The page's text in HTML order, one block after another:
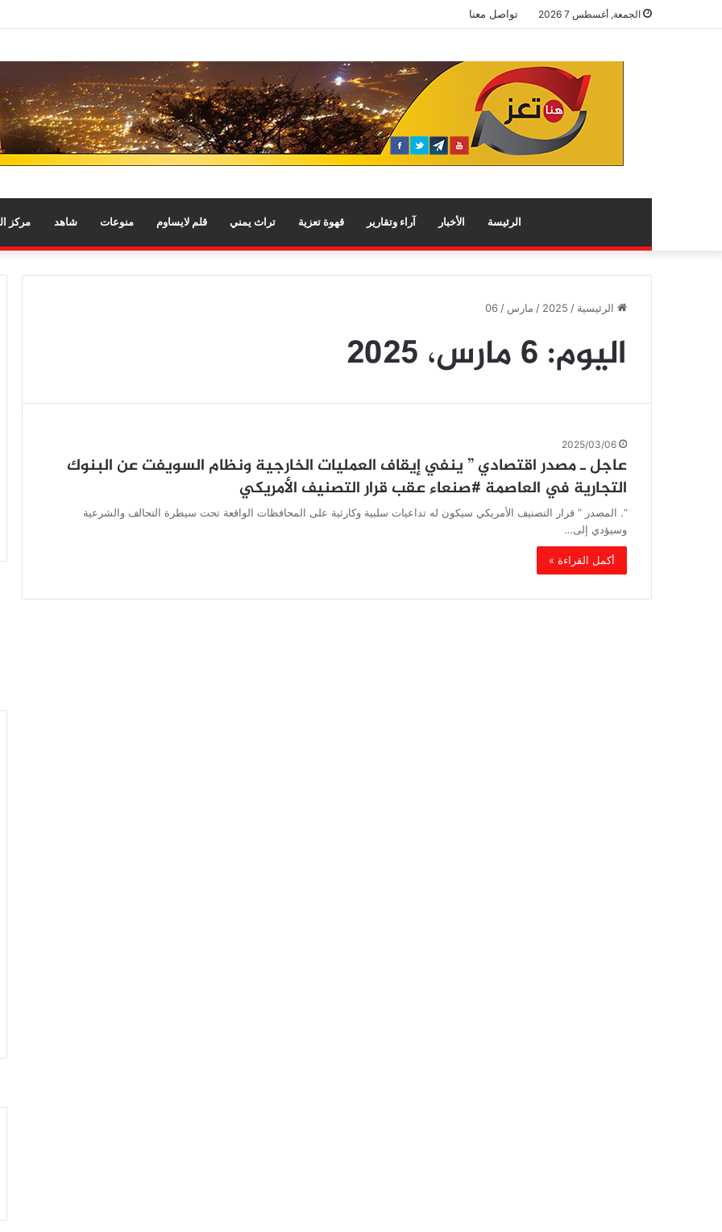
الجمعة, أغسطس 7 2026 تواصل معنا
الرئيسة الأخبار آراء وتقارير قهوة تعزية تراث يمني قلم لايساوم منوعات شاهد مركز
الرئيسية /
2025
/ مارس /
06
اليوم: 6 مارس، 2025
2025/03/06
عاجل ـ مصدر اقتصادي ” ينفي إيقاف العمليات الخارجية ونظام السويفت عن البنوك
التجارية في العاصمة #صنعاء عقب قرار التصنيف الأمريكي
“. المصدر ” قرار التصنيف الأمريكي سيكون له تداعيات سلبية وكارثية على المحافظات الواقعة تحت سيطرة التحالف والشرعية
وسيؤدي إلى…
أكمل القراءة »